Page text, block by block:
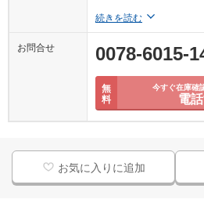
続きを読む
お問合せ 0078-6015-
無
料
今すぐ在庫確
電
お気に入りに追加